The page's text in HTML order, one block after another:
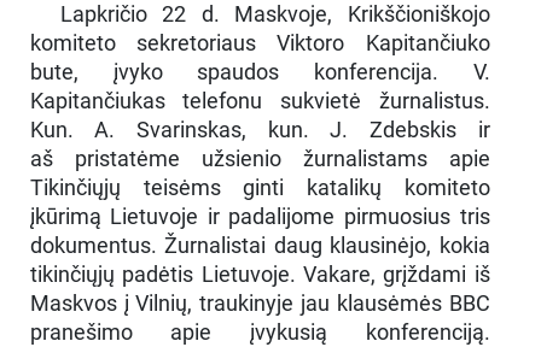
Lapkričio 22 d. Maskvoje, Krikščioniškojo
komiteto sekretoriaus Viktoro Kapitančiuko
bute, įvyko spaudos konferencija. V.
Kapitančiukas telefonu sukvietė žurnalistus.
Kun. A. Svarinskas, kun. J. Zdebskis ir
aš pristatėme užsienio žurnalistams apie
Tikinčiųjų teisėms ginti katalikų komiteto
įkūrimą Lietuvoje ir padalijome pirmuosius tris
dokumentus. Žurnalistai daug klausinėjo, kokia
tikinčiųjų padėtis Lietuvoje. Vakare, grįždami iš
Maskvos į Vilnių, traukinyje jau klausėmės BBC
pranešimo apie įvykusią konferenciją.